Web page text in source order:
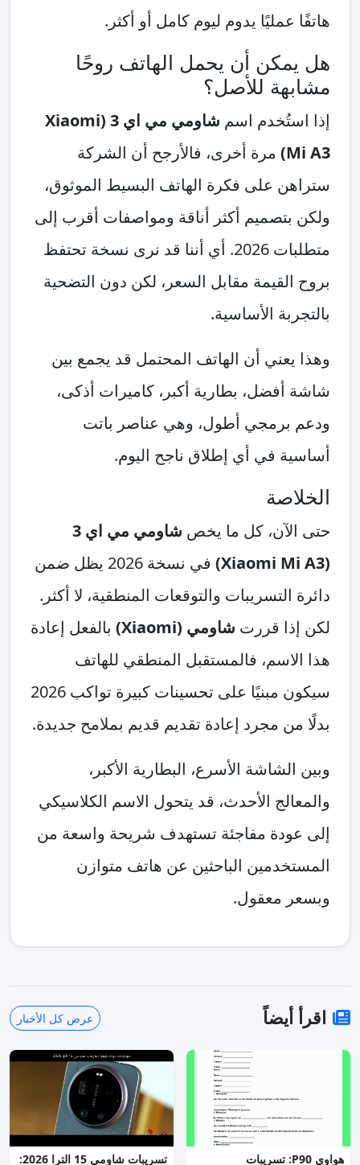
هاتفًا عمليًا يدوم ليوم كامل أو أكثر.
هل يمكن أن يحمل الهاتف روحًا
مشابهة للأصل؟
إذا استُخدم اسم
شاومي مي اي 3 (Xiaomi
Mi A3) مرة أخرى، فالأرجح أن الشركة
ستراهن على فكرة الهاتف البسيط الموثوق،
ولكن بتصميم أكثر أناقة ومواصفات أقرب إلى
متطلبات 2026. أي أننا قد نرى نسخة تحتفظ
بروح القيمة مقابل السعر، لكن دون التضحية
بالتجربة الأساسية.
وهذا يعني أن الهاتف المحتمل قد يجمع بين
شاشة أفضل، بطارية أكبر، كاميرات أذكى،
ودعم برمجي أطول، وهي عناصر باتت
أساسية في أي إطلاق ناجح اليوم.
الخلاصة
حتى الآن، كل ما يخص
شاومي مي اي 3
(Xiaomi Mi A3)
في نسخة 2026 يظل ضمن
دائرة التسريبات والتوقعات المنطقية، لا أكثر.
لكن إذا قررت شاومي (Xiaomi)
بالفعل إعادة
هذا الاسم، فالمستقبل المنطقي للهاتف
سيكون مبنيًا على تحسينات كبيرة تواكب 2026
بدلًا من مجرد إعادة تقديم قديم بملامح جديدة.
وبين الشاشة الأسرع، البطارية الأكبر،
والمعالج الأحدث، قد يتحول الاسم الكلاسيكي
إلى عودة مفاجئة تستهدف شريحة واسعة من
المستخدمين الباحثين عن هاتف متوازن
وبسعر معقول.
اقرأ أيضاً عرض كل الأخبار
هواوي P90: تسريبات
تسريبات شاومي 15 الترا 2026: